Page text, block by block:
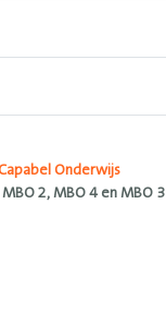
Onderwijs
2, MBO 4 en MBO 3